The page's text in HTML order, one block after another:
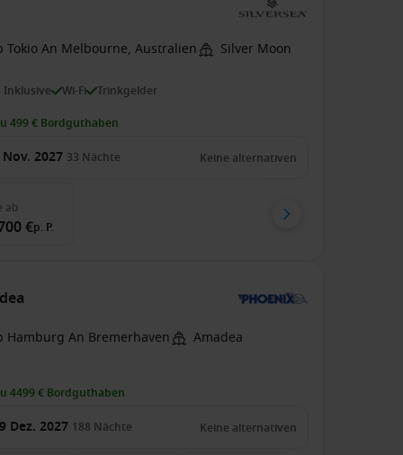
Tokio An Melbourne, Australien Silver Moon
Inklusive Wi-Fi Trinkgelder
499 € Bordguthaben
2027 33 Nächte Keine alternativen
ab
€p. P.
Hamburg An Bremerhaven Amadea
4499 € Bordguthaben
Dez. 2027 188 Nächte Keine alternativen